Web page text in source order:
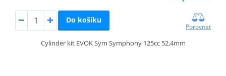
Do košíku
Porovnat
Cylinder kit EVOK Sym Symphony 125cc 52,4mm